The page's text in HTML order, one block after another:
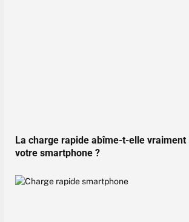
La charge rapide abîme-t-elle vraiment
votre smartphone ?